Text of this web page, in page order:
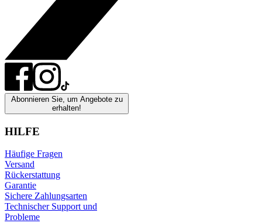
Abonnieren Sie, um Angebote zu
erhalten!
HILFE
Häufige Fragen
Versand
Rückerstattung
Garantie
Sichere Zahlungsarten
Technischer Support und
Probleme